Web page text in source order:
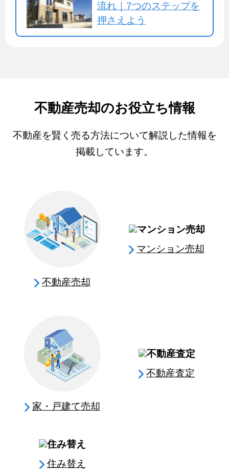
流れ｜7つのステップを
押さえよう
不動産売却のお役立ち情報
不動産を賢く売る方法について解説した情報を
掲載しています。
不動産売却
マンション売却
家・戸建て売却
不動産査定
住み替え